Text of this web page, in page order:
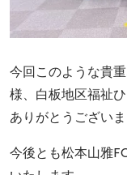
今回このような貴
様、白板地区福祉
ありがとうございま
今後とも松本山雅